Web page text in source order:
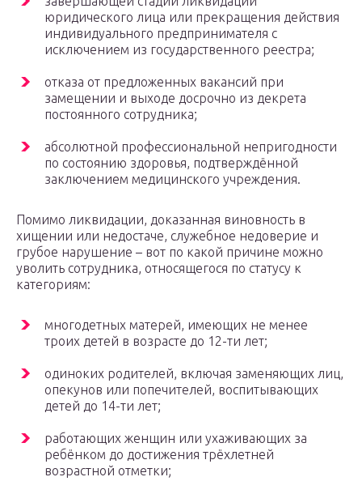
юридического лица или прекращения действия
индивидуального предпринимателя с
исключением из государственного реестра;
отказа от предложенных вакансий при
замещении и выходе досрочно из декрета
постоянного сотрудника;
абсолютной профессиональной непригодности
по состоянию здоровья, подтверждённой
заключением медицинского учреждения.
Помимо ликвидации, доказанная виновность в
хищении или недостаче, служебное недоверие и
грубое нарушение – вот по какой причине можно
уволить сотрудника, относящегося по статусу к
категориям:
многодетных матерей, имеющих не менее
троих детей в возрасте до 12-ти лет;
одиноких родителей, включая заменяющих лиц,
опекунов или попечителей, воспитывающих
детей до 14-ти лет;
работающих женщин или ухаживающих за
ребёнком до достижения трёхлетней
возрастной отметки;